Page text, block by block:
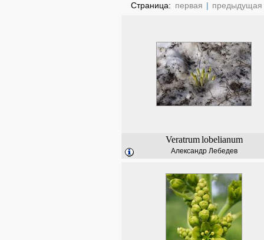
Страница: первая | предыдущая
Veratrum lobelianum
Александр Лебедев